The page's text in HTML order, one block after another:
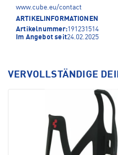
www.cube.eu/contact
ARTIKELINFORMATIONEN
Artikelnummer:191231514
Im Angebot seit24.02.2025
VERVOLLSTÄNDIGE